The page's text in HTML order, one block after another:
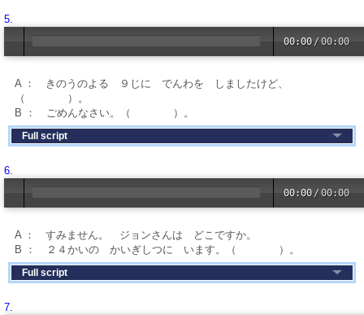
5.
00:00 /00:00
A ： きのうのよる ９じに でんわを しましたけど、
（ ）。
B ： ごめんなさい。（ ）。
Full script
6.
00:00 /00:00
A ： すみません。 ジョンさんは どこですか。
B ： ２４かいの かいぎしつに います。（ ）。
Full script
7.